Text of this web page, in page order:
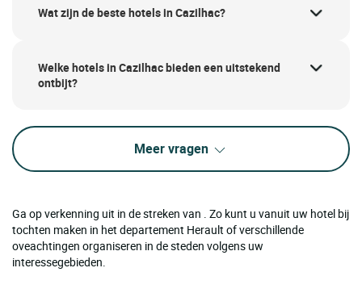
Wat zijn de beste hotels in Cazilhac?
Welke hotels in Cazilhac bieden een uitstekend
ontbijt?
Meer vragen
Ga op verkenning uit in de streken van . Zo kunt u vanuit uw hotel bij
tochten maken in het departement Herault of verschillende
oveachtingen organiseren in de steden volgens uw
interessegebieden.